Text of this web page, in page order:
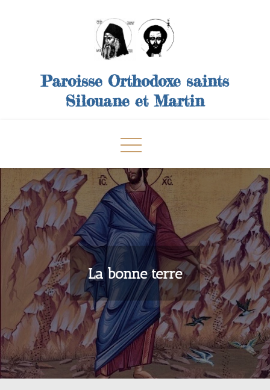
Paroisse Orthodoxe saints
Silouane et Martin
La bonne terre